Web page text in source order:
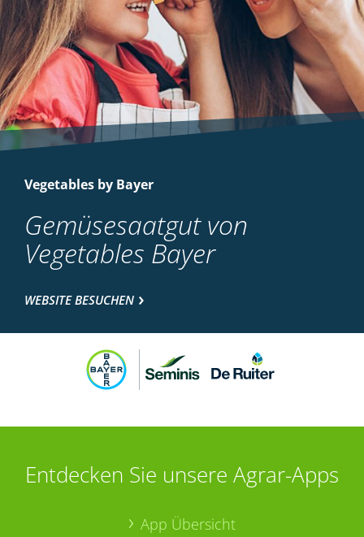
Vegetables by Bayer
Gemüsesaatgut von
Vegetables Bayer
WEBSITE BESUCHEN
Entdecken Sie unsere Agrar-Apps
App Übersicht